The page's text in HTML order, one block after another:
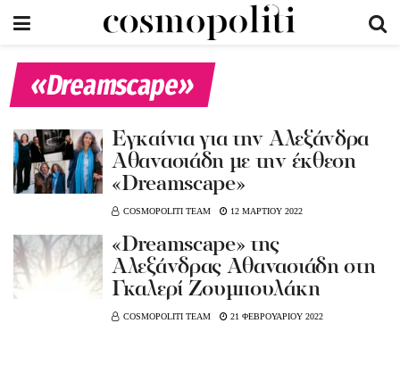
«Dreamscape»
Eγκαίνια για την Αλεξάνδρα
Αθανασιάδη με την έκθεση
«Dreamscape»
COSMOPOLITI TEAM 12 ΜΑΡΤΙΟΥ 2022
«Dreamscape» της
Αλεξάνδρας Αθανασιάδη στη
Γκαλερί Ζουμπουλάκη
COSMOPOLITI TEAM 21 ΦΕΒΡΟΥΑΡΙΟΥ 2022